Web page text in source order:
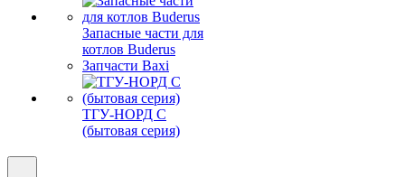
Запасные части для
котлов Buderus
Запчасти Baxi
ТГУ-НОРД С
(бытовая серия)